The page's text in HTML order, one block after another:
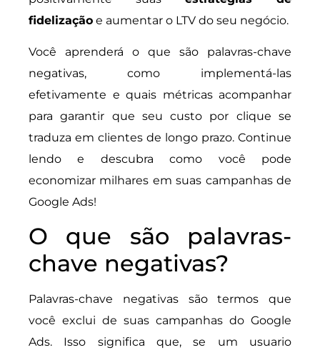
fidelização e aumentar o LTV do seu negócio.
Você aprenderá o que são palavras-chave
negativas, como implementá-las
efetivamente e quais métricas acompanhar
para garantir que seu custo por clique se
traduza em clientes de longo prazo. Continue
lendo e descubra como você pode
economizar milhares em suas campanhas de
Google Ads!
O que são palavras-
chave negativas?
Palavras-chave negativas são termos que
você exclui de suas campanhas do Google
Ads. Isso significa que, se um usuario